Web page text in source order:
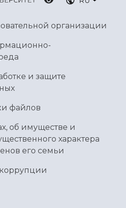
организации
и защите
файлов
об имуществе и
характера
его семьи